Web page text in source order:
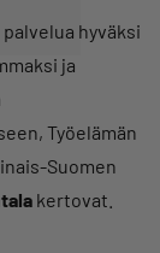
hyväksi
ja
Työelämän
Suomen
kertovat.